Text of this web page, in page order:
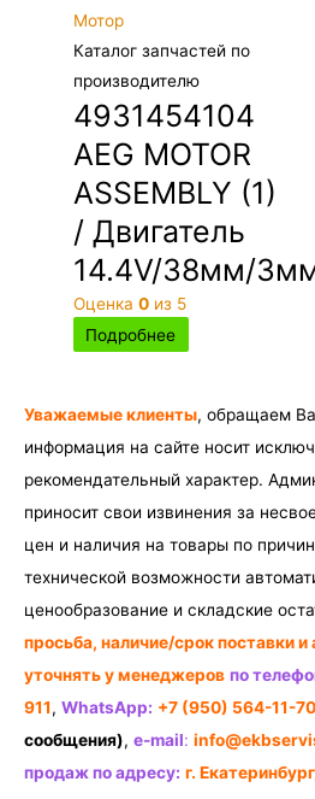
Каталог запчастей по
производителю
4931454104
AEG MOTOR
ASSEMBLY (1)
/ Двигатель
14.4V/38мм/
Оценка0 из 5
Подробнее
Уважаемые клиенты, обращаем
информация на сайте носит
рекомендательный характер.
приносит свои извинения за
цен и наличия на товары по
технической возможности
ценообразование и складские
просьба, наличие/срок поставки
уточнять у менеджеров по
911, WhatsApp: +7 (950) 564-11-70
сообщения), e-mail:
продаж по адресу: г.